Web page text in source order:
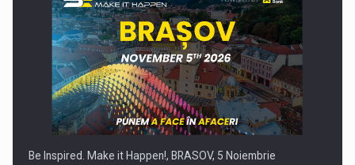
Be Inspired. Make it Happen!, BRASOV, 5 Noiembrie